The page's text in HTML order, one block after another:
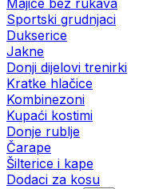
Majice bez rukava
Sportski grudnjaci
Dukserice
Jakne
Donji dijelovi trenirki
Kratke hlačice
Kombinezoni
Kupaći kostimi
Donje rublje
Čarape
Šilterice i kape
Dodaci za kosu